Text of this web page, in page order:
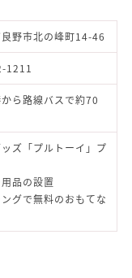
野市北の峰町14-46
1211
ら路線バスで約70
ッズ「プルトーイ」プ
用品の設置
ングで無料のおもてな